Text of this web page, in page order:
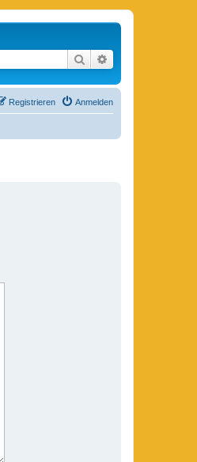
Suche
Anmelden
Registrieren